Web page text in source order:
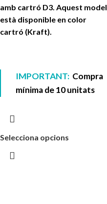
amb cartró D3. Aquest model
està disponible en color
cartró (Kraft).
IMPORTANT: Compra
mínima de 10 unitats
Selecciona opcions